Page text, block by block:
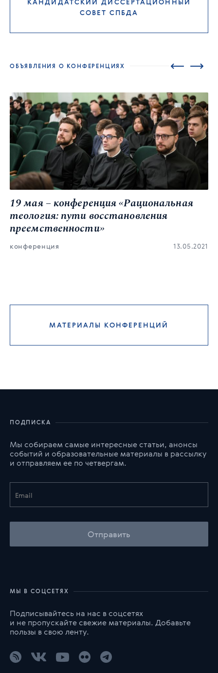
СОВЕТ СПБДА
ОБЪЯВЛЕНИЯ О КОНФЕРЕНЦИЯХ
19 мая – конференция «Рациональная
теология: пути восстановления
преемственности»
конференция 13.05.2021
МАТЕРИАЛЫ КОНФЕРЕНЦИЙ
ПОДПИСКА
Мы собираем самые интересные статьи, анонсы
событий и образовательные материалы в рассылку
и отправляем ее по четвергам.
Отправить
МЫ В СОЦСЕТЯХ
Подписывайтесь на нас в соцсетях
и не пропускайте свежие материалы. Добавьте
пользы в свою ленту.